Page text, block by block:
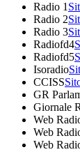
Radio 1
Radio 2
Radio 3
Radiofd4
Radiofd5
Isoradio
CCISS
GR
Giornale
Web
Web
Web